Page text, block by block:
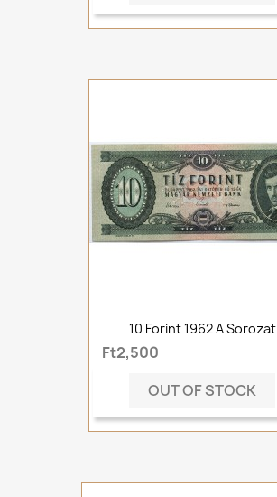
10 Forint 1962 A Sorozat
Ft2,500
OUT OF STOCK